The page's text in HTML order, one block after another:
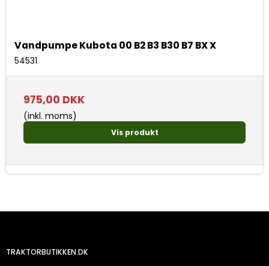
Vandpumpe Kubota 00 B2 B3 B30 B7 BX X
54531
975,00 DKK
(inkl. moms)
Vis produkt
TRAKTORBUTIKKEN.DK